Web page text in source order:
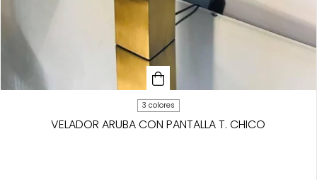
3 colores
VELADOR ARUBA CON PANTALLA T. CHICO